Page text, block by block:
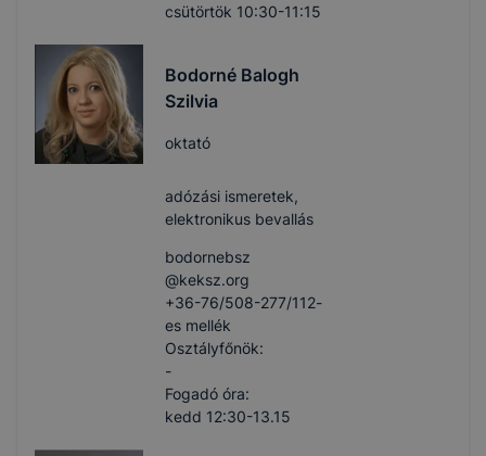
csütörtök 10:30-11:15
Bodorné Balogh
Szilvia
oktató
adózási ismeretek,
elektronikus bevallás
bodornebsz​
@keksz.org
+36-76/508-277/112-
es mellék
Osztályfőnök:
-
Fogadó óra:
kedd 12:30-13.15